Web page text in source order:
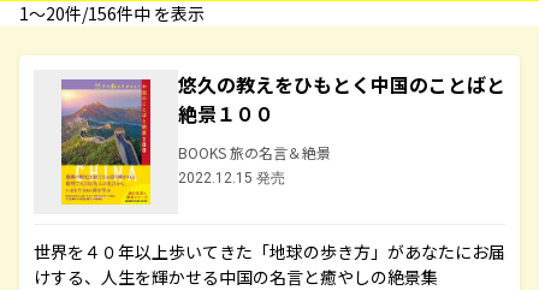
1〜20件/156件中 を表示
悠久の教えをひもとく中国のことばと
絶景１００
BOOKS 旅の名言＆絶景
2022.12.15 発売
世界を４０年以上歩いてきた「地球の歩き方」があなたにお届
けする、人生を輝かせる中国の名言と癒やしの絶景集